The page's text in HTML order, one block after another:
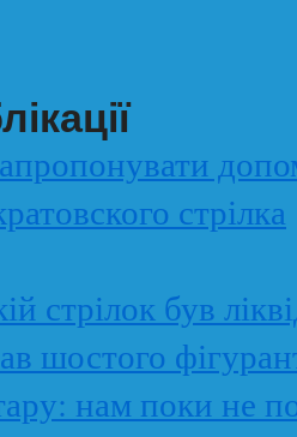
стрілка
стрілок був
шостого
нам поки не